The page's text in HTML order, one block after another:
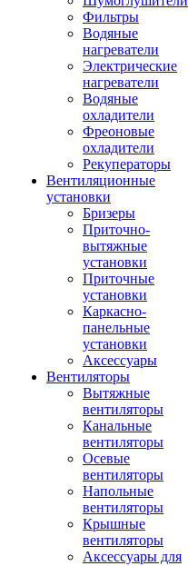
Фильтры
Водяные
нагреватели
Электрические
нагреватели
Водяные
охладители
Фреоновые
охладители
Рекуператоры
Вентиляционные
установки
Бризеры
Приточно-
вытяжные
установки
Приточные
установки
Каркасно-
панельные
установки
Аксессуары
Вентиляторы
Вытяжные
вентиляторы
Канальные
вентиляторы
Осевые
вентиляторы
Напольные
вентиляторы
Крышные
вентиляторы
Аксессуары для